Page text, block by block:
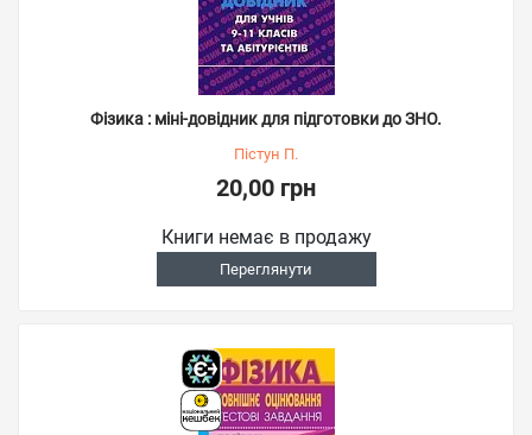
Фізика : міні-довідник для підготовки до ЗНО.
Пістун П.
20,00 грн
Книги немає в продажу
Переглянути